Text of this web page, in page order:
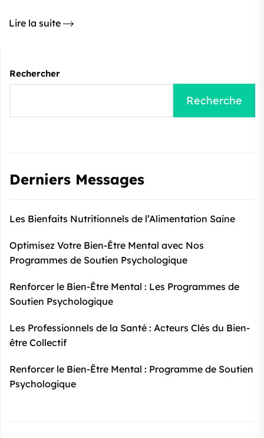
Lire la suite
Rechercher
Recherche
Derniers Messages
Les Bienfaits Nutritionnels de l’Alimentation Saine
Optimisez Votre Bien-Être Mental avec Nos
Programmes de Soutien Psychologique
Renforcer le Bien-Être Mental : Les Programmes de
Soutien Psychologique
Les Professionnels de la Santé : Acteurs Clés du Bien-
être Collectif
Renforcer le Bien-Être Mental : Programme de Soutien
Psychologique